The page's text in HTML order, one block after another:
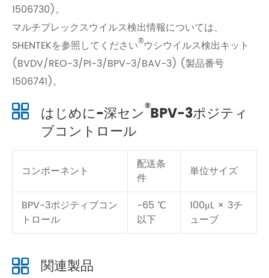
1506730)。
マルチプレックスウイルス検出情報については、
SHENTEKを参照してください®ウシウイルス検出キット
(BVDV/REO-3/PI-3/BPV-3/BAV-3) (製品番号
1506741)。
はじめに-深セン®BPV-3ポジティ
ブコントロール
コンポーネント
配送条
件
単位サイズ
BPV-3ポジティブコン
トロール
-65 ℃
以下
100μL × 3チ
ューブ
関連製品